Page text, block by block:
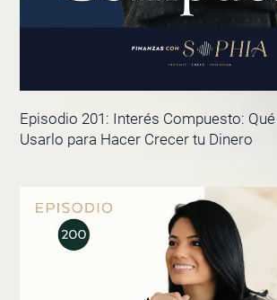
Episodio 201: Interés Compuesto:
Usarlo para Hacer Crecer tu Dinero